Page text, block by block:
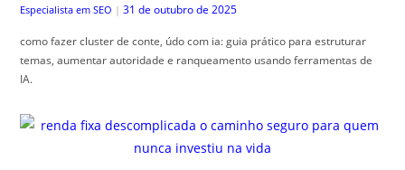
Especialista em SEO | 31 de outubro de 2025
como fazer cluster de conte, údo com ia: guia prático para estruturar
temas, aumentar autoridade e ranqueamento usando ferramentas de
IA.